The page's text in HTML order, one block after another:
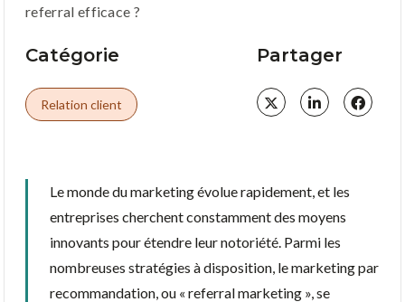
referral efficace ?
Catégorie
Relation client
Partager
Le monde du marketing évolue rapidement, et les
entreprises cherchent constamment des moyens
innovants pour étendre leur notoriété. Parmi les
nombreuses stratégies à disposition, le marketing par
recommandation, ou « referral marketing », se